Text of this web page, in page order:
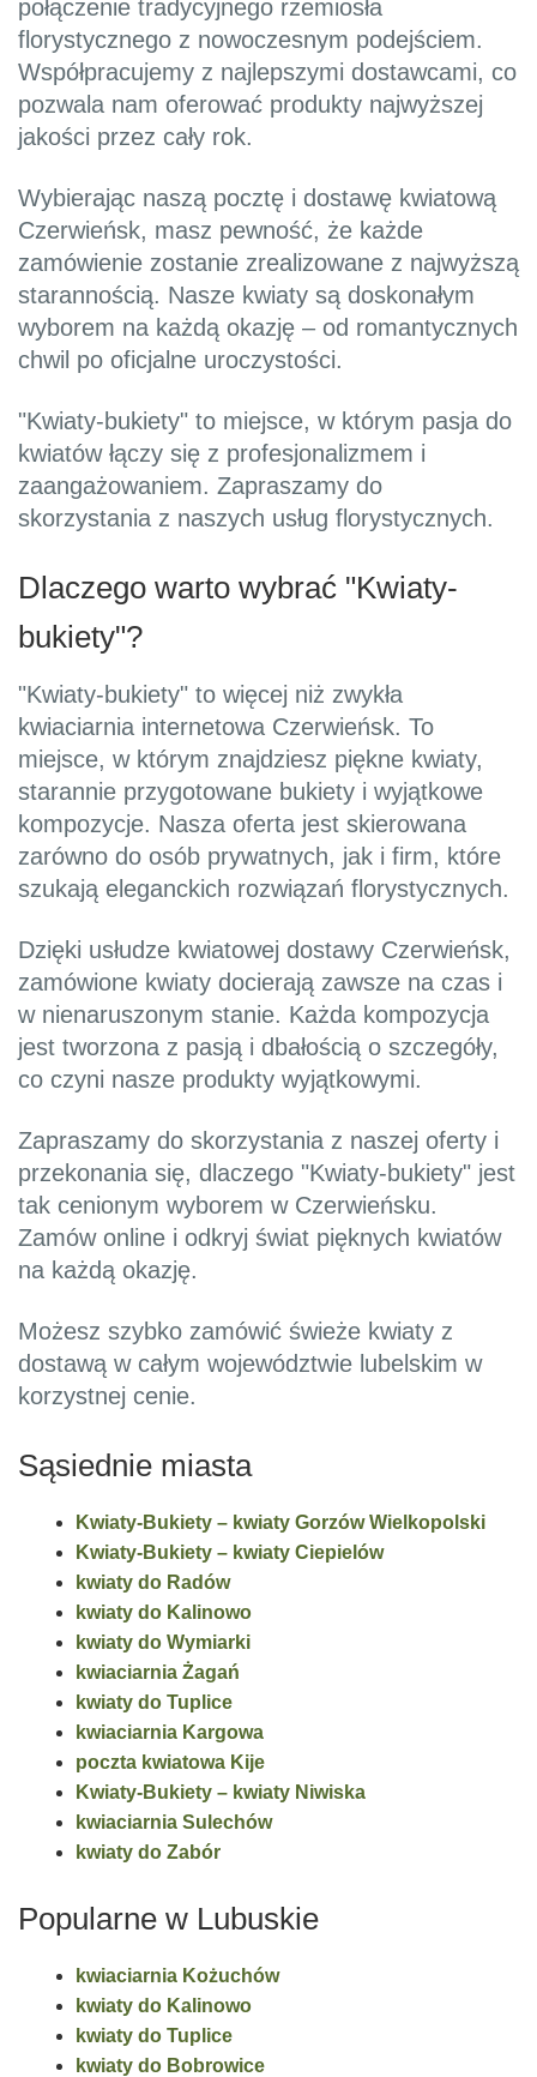
połączenie tradycyjnego rzemiosła
florystycznego z nowoczesnym podejściem.
Współpracujemy z najlepszymi dostawcami, co
pozwala nam oferować produkty najwyższej
jakości przez cały rok.
Wybierając naszą pocztę i dostawę kwiatową
Czerwieńsk, masz pewność, że każde
zamówienie zostanie zrealizowane z najwyższą
starannością. Nasze kwiaty są doskonałym
wyborem na każdą okazję – od romantycznych
chwil po oficjalne uroczystości.
"Kwiaty-bukiety" to miejsce, w którym pasja do
kwiatów łączy się z profesjonalizmem i
zaangażowaniem. Zapraszamy do
skorzystania z naszych usług florystycznych.
Dlaczego warto wybrać "Kwiaty-
bukiety"?
"Kwiaty-bukiety" to więcej niż zwykła
kwiaciarnia internetowa Czerwieńsk. To
miejsce, w którym znajdziesz piękne kwiaty,
starannie przygotowane bukiety i wyjątkowe
kompozycje. Nasza oferta jest skierowana
zarówno do osób prywatnych, jak i firm, które
szukają eleganckich rozwiązań florystycznych.
Dzięki usłudze kwiatowej dostawy Czerwieńsk,
zamówione kwiaty docierają zawsze na czas i
w nienaruszonym stanie. Każda kompozycja
jest tworzona z pasją i dbałością o szczegóły,
co czyni nasze produkty wyjątkowymi.
Zapraszamy do skorzystania z naszej oferty i
przekonania się, dlaczego "Kwiaty-bukiety" jest
tak cenionym wyborem w Czerwieńsku.
Zamów online i odkryj świat pięknych kwiatów
na każdą okazję.
Możesz szybko zamówić świeże kwiaty z
dostawą w całym województwie lubelskim w
korzystnej cenie.
Sąsiednie miasta
Kwiaty-Bukiety – kwiaty Gorzów Wielkopolski
Kwiaty-Bukiety – kwiaty Ciepielów
kwiaty do Radów
kwiaty do Kalinowo
kwiaty do Wymiarki
kwiaciarnia Żagań
kwiaty do Tuplice
kwiaciarnia Kargowa
poczta kwiatowa Kije
Kwiaty-Bukiety – kwiaty Niwiska
kwiaciarnia Sulechów
kwiaty do Zabór
Popularne w Lubuskie
kwiaciarnia Kożuchów
kwiaty do Kalinowo
kwiaty do Tuplice
kwiaty do Bobrowice